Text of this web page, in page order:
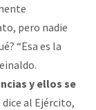
pero nadie
“Esa es la
y ellos se
dice al Ejército,